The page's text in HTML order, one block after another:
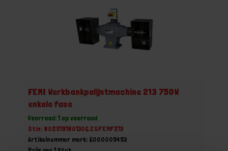
FEMI Werkbankpolijstmachine 213 750W
enkele fase
Voorraad: 1 op voorraad
Gtin: 8025191801306,EGFEMF213
Artikelnummer merk: 6000005453